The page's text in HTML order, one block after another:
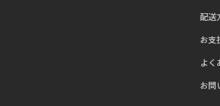
配送
お支
よく
お問